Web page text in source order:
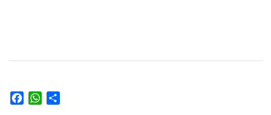
FacebookWhatsApp